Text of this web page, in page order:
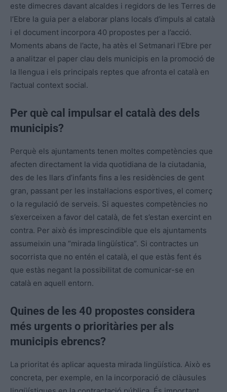
este dimecres davant alcaldes i regidors de les Terres de
l’Ebre la guia per a elaborar plans locals d’impuls al català
i el document incorpora 40 propostes per a l’acció.
Moments abans de l’acte, ha atès el Setmanari l’Ebre per
a analitzar el paper clau dels municipis en la promoció de
la llengua i els principals reptes que afronta el català en
l’actual context social.
Per què cal impulsar el català des dels
municipis?
Perquè els ajuntaments tenen moltes competències que
afecten directament la vida quotidiana de la ciutadania,
des de les llars d’infants fins a les residències de gent
gran, passant per les instal·lacions esportives, el comerç
o la regulació de serveis. Si aquestes competències no
s’exerceixen a favor del català, de fet s’estan exercint en
contra. Per això és imprescindible que els ajuntaments
assumeixin una “mirada lingüística”. Si contractes un
socorrista que no entén el català, el que estàs fent és
que estàs negant la possibilitat de comunicar-se en
català en aquell entorn.
Quines de les 40 propostes considera
més urgents o prioritàries per als
municipis ebrencs?
La prioritat és aplicar aquesta mirada lingüística. Això es
concreta, per exemple, en la incorporació de clàusules